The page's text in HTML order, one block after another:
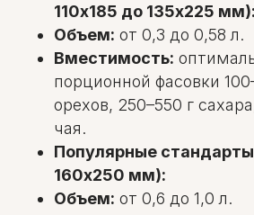
110х185 до 135х225 мм):
Объем: от 0,3 до 0,58 л.
Вместимость:
порционной фасовки
орехов, 250–550 г
чая.
Популярные
160х250 мм):
Объем: от 0,6 до 1,0 л.